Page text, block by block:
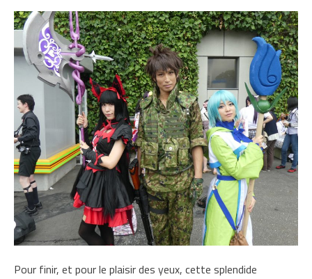
Pour finir, et pour le plaisir des yeux, cette splendide